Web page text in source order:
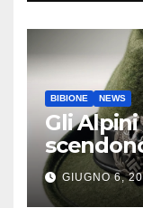
BIBIONE NEWS
Gli
GIUGNO 6,